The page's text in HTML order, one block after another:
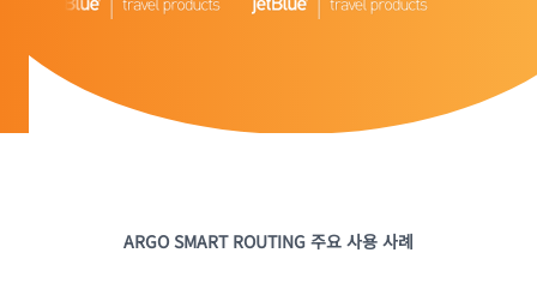
ARGO SMART ROUTING 주요 사용 사례